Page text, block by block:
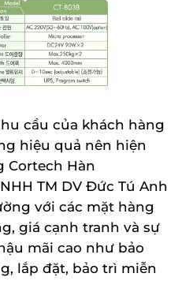
cầu của khách hàng
hiệu quả nên hiện
Cortech Hàn
TM DV Đức Tú Anh
với các mặt hàng
giá cạnh tranh và sự
mãi cao như bảo
lắp đặt, bảo trì miễn